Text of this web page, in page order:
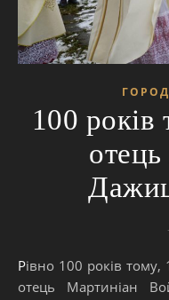
100 років
Рівно 100 років тому, 14 лютого 1918 року, народився
отець Мартиніан